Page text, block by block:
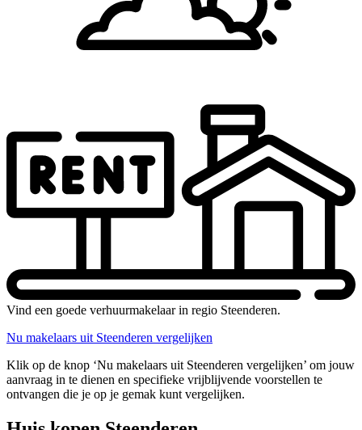
Vind een goede verhuurmakelaar in regio Steenderen.
Nu makelaars uit Steenderen vergelijken
Klik op de knop ‘Nu makelaars uit Steenderen vergelijken’ om jouw
aanvraag in te dienen en specifieke vrijblijvende voorstellen te
ontvangen die je op je gemak kunt vergelijken.